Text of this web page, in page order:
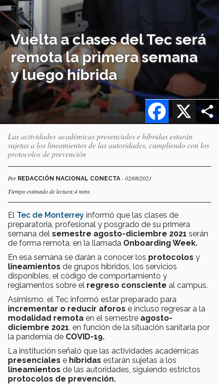
Vuelta a clases del Tec será
remota la primera semana
y luego híbrida
X
Facebook
Las actividades académicas presenciales e híbridas estarán
sujetas a los lineamientos de las autoridades, cumpliendo con los
protocolos de prevención
Por REDACCIÓN NACIONAL CONECTA - 02/08/2021
Tiempo estimado de lectura:4 mins
El Tec de Monterrey informó que las clases de
preparatoria, profesional y posgrado de su primera
semana del semestre agosto-diciembre 2021 serán
de forma remota, en la llamada Onboarding Week.
En esa semana se darán a conocer los protocolos y
lineamientos de grupos híbridos, los servicios
disponibles, el código de comportamiento y
reglamentos sobre el regreso consciente al campus.
Asimismo, el Tec informó estar preparado para
incrementar o reducir aforos e incluso regresar a la
modalidad remota en el semestre agosto-
diciembre 2021 , en función de la situación sanitaria por
la pandemia de COVID-19.
La institución señaló que las actividades académicas
presenciales e híbridas estarán sujetas a los
lineamientos de las autoridades, siguiendo estrictos
protocolos de prevención.